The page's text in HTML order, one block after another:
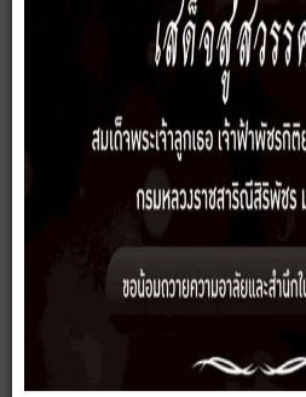
การประเมินความเสี่ยงการทุจริตในประเด็นที่
เกี่ยวข้องกับสินบน ประจำปี 2568
การประเมินความเสี่ยงการทุจริตในประเด็นที่
เกี่ยวข้องกับสินบน ประจำปี 2567
การประเมินความเสี่ยงการทุจริต ประจำปี
รายงานการวิเคราะห์ความเสี่ยงเกี่ยวกับการ